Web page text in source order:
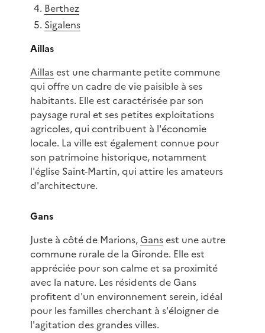
Berthez
Sigalens
Aillas
Aillasest une charmante petite commune
qui offre un cadre de vie paisible à ses
habitants. Elle est caractérisée par son
paysage rural et ses petites exploitations
agricoles, qui contribuent à l'économie
locale. La ville est également connue pour
son patrimoine historique, notamment
l'église Saint-Martin, qui attire les amateurs
d'architecture.
Gans
Juste à côté de Marions,Gansest une autre
commune rurale de la Gironde. Elle est
appréciée pour son calme et sa proximité
avec la nature. Les résidents de Gans
profitent d'un environnement serein, idéal
pour les familles cherchant à s'éloigner de
l'agitation des grandes villes.